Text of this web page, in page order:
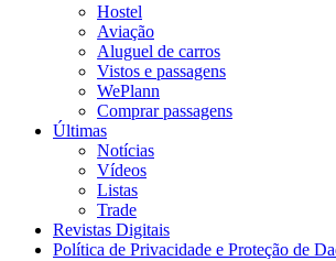
Hostel
Aviação
Aluguel de carros
Vistos e passagens
WePlann
Comprar passagens
Últimas
Notícias
Vídeos
Listas
Trade
Revistas Digitais
Política de Privacidade e Proteção de